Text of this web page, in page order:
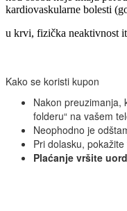
kardiovaskularne bolesti
u krvi, fizička neaktivnost
Kako se koristi kupon
Nakon preuzimanja,
folderu“ na vašem
Neophodno je
Pri dolasku,
Plaćanje vršite